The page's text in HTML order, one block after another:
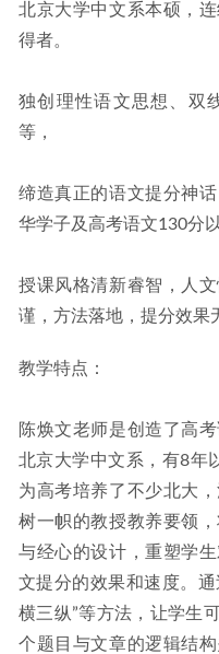
北京大学中文系本硕，
得者。
独创理性语文思想、双
等，
缔造真正的语文提分神
华学子及高考语文130分
授课风格清新睿智，人
谨，方法落地，提分效果
教学特点：
陈焕文老师是创造了高
北京大学中文系，有8年
为高考培养了不少北大
树一帜的教授教养要领
与经心的设计，重塑学
文提分的效果和速度。通
横三纵”等方法，让学生
个题目与文章的逻辑结